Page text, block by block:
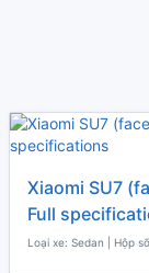
Xiaomi SU7
Full
Loại xe: Sedan | Hộp